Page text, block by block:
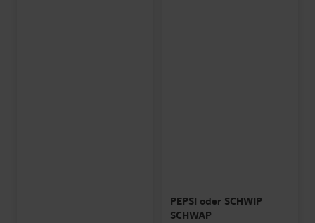
PEPSI oder SCHWIP
SCHWAP